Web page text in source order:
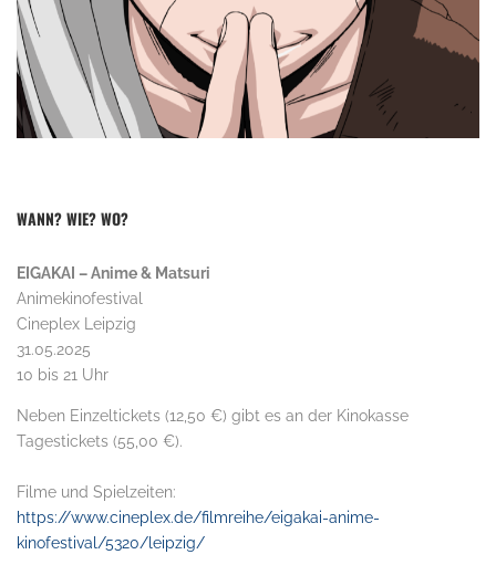
WANN? WIE? WO?
EIGAKAI – Anime & Matsuri
Animekinofestival
Cineplex Leipzig
31.05.2025
10 bis 21 Uhr
Neben Einzeltickets (12,50 €) gibt es an der Kinokasse
Tagestickets (55,00 €).
Filme und Spielzeiten:
https://www.cineplex.de/filmreihe/eigakai-anime-
kinofestival/5320/leipzig/